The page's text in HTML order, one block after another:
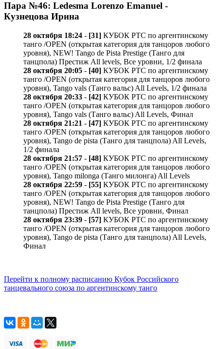
Пара №46: Ledesma Lorenzo Emanuel -
Кузнецова Ирина
28 октября 18:24 - [31] КУБОК РТС по аргентинскому
танго /OPEN (открытая категория для танцоров любого
уровня), NEW! Tango de Pista Prestige (Танго для
танцпола) Престиж All levels, Все уровни, 1/2 финала
28 октября 20:05 - [40] КУБОК РТС по аргентинскому
танго /OPEN (открытая категория для танцоров любого
уровня), Tango vals (Танго вальс) All Levels, 1/2 финала
28 октября 20:33 - [42] КУБОК РТС по аргентинскому
танго /OPEN (открытая категория для танцоров любого
уровня), Tango vals (Танго вальс) All Levels, Финал
28 октября 21:21 - [47] КУБОК РТС по аргентинскому
танго /OPEN (открытая категория для танцоров любого
уровня), Tango de pista (Танго для танцпола) All Levels,
1/2 финала
28 октября 21:57 - [48] КУБОК РТС по аргентинскому
танго /OPEN (открытая категория для танцоров любого
уровня), Tango milonga (Танго милонга) All Levels
28 октября 22:59 - [55] КУБОК РТС по аргентинскому
танго /OPEN (открытая категория для танцоров любого
уровня), NEW! Tango de Pista Prestige (Танго для
танцпола) Престиж All levels, Все уровни, Финал
28 октября 23:39 - [57] КУБОК РТС по аргентинскому
танго /OPEN (открытая категория для танцоров любого
уровня), Tango de pista (Танго для танцпола) All Levels,
Финал
Перейти к полному расписанию Кубок Российского
танцевального союза по аргентинскому танго